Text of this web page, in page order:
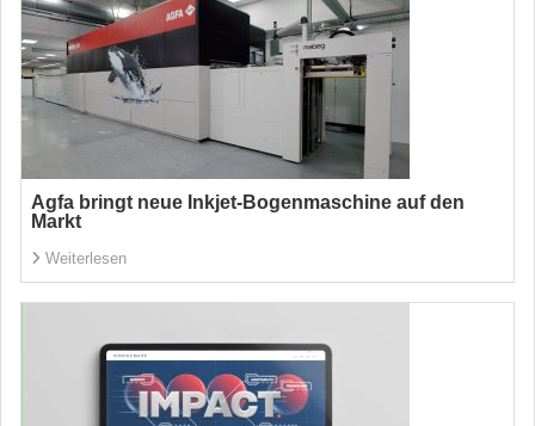
Agfa bringt neue Inkjet-Bogenmaschine auf den
Markt
Weiterlesen